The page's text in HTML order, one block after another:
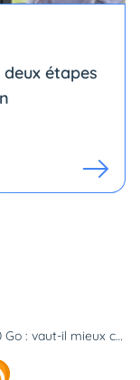
étapes
Forfaits avec 100 Go : vaut-il mieux choisir celui de RED ou B&YOU ?